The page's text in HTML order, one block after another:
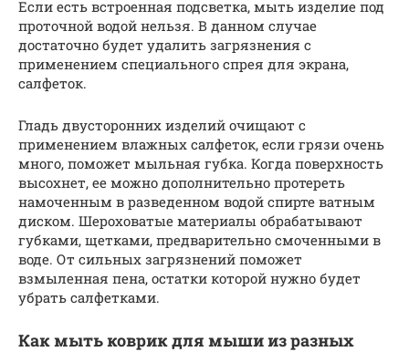
Если есть встроенная подсветка, мыть изделие под
проточной водой нельзя. В данном случае
достаточно будет удалить загрязнения с
применением специального спрея для экрана,
салфеток.
Гладь двусторонних изделий очищают с
применением влажных салфеток, если грязи очень
много, поможет мыльная губка. Когда поверхность
высохнет, ее можно дополнительно протереть
намоченным в разведенном водой спирте ватным
диском. Шероховатые материалы обрабатывают
губками, щетками, предварительно смоченными в
воде. От сильных загрязнений поможет
взмыленная пена, остатки которой нужно будет
убрать салфетками.
Как мыть коврик для мыши из разных